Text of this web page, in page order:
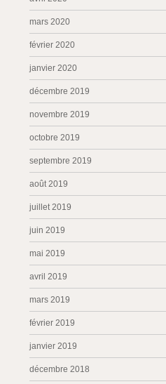
mars 2020
février 2020
janvier 2020
décembre 2019
novembre 2019
octobre 2019
septembre 2019
août 2019
juillet 2019
juin 2019
mai 2019
avril 2019
mars 2019
février 2019
janvier 2019
décembre 2018